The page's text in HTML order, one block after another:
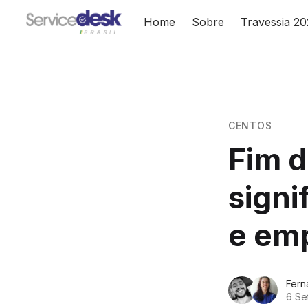
Home Sobre Travessia
CENTOS
Fim
e
6